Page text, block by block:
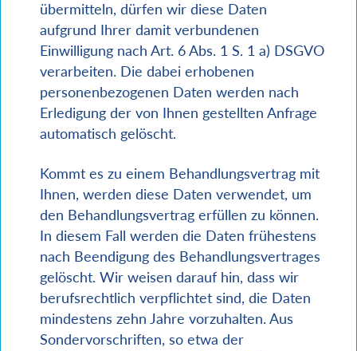
übermitteln, dürfen wir diese Daten
aufgrund Ihrer damit verbundenen
Einwilligung nach Art. 6 Abs. 1 S. 1 a) DSGVO
verarbeiten. Die dabei erhobenen
personenbezogenen Daten werden nach
Erledigung der von Ihnen gestellten Anfrage
automatisch gelöscht.
Kommt es zu einem Behandlungsvertrag mit
Ihnen, werden diese Daten verwendet, um
den Behandlungsvertrag erfüllen zu können.
In diesem Fall werden die Daten frühestens
nach Beendigung des Behandlungsvertrages
gelöscht. Wir weisen darauf hin, dass wir
berufsrechtlich verpflichtet sind, die Daten
mindestens zehn Jahre vorzuhalten. Aus
Sondervorschriften, so etwa der